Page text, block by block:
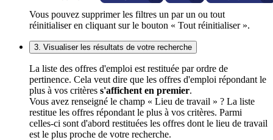
Vous pouvez supprimer les filtres un par un ou tout
réinitialiser en cliquant sur le bouton « Tout réinitialiser ».
3. Visualiser les résultats de votre recherche
La liste des offres d'emploi est restituée par ordre de
pertinence. Cela veut dire que les offres d'emploi répondant le
plus à vos critères s'affichent en premier.
Vous avez renseigné le champ « Lieu de travail » ? La liste
restitue les offres répondant le plus à vos critères. Parmi
celles-ci sont d'abord restituées les offres dont le lieu de travail
est le plus proche de votre recherche.